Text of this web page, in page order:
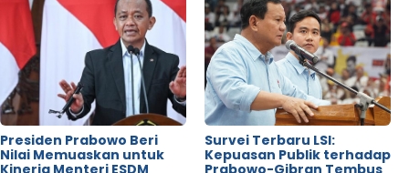
Presiden Prabowo Beri
Nilai Memuaskan untuk
Survei Terbaru LSI:
Kepuasan Publik terhadap